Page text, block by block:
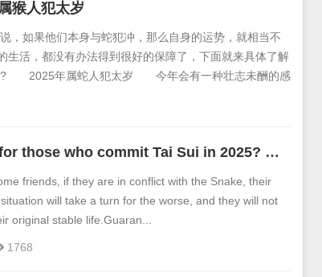
猴人犯太岁
如果他们本身与蛇犯冲，那么自身的运势，就相当不
生活，都没有办法得到很好的保障了，下面就来具体了解
? 2025年属蛇人犯太岁 今年会有一种壮志未酬的感
别多的时间与精力，平时也比身边人要更加努力，但最
What are the zodiac signs for those who commit Tai Sui in 2025? Monkey people commit Tai Sui
friends, if they are in conflict with the Snake, their
will take a turn for the worse, and they will not
original stable life.Guaran...
1768